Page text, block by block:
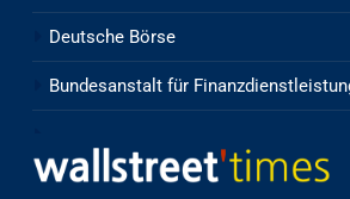
Deutsche Börse
Bundesanstalt für